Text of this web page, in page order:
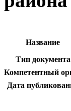
Название
Тип документа
Компетентный
Дата